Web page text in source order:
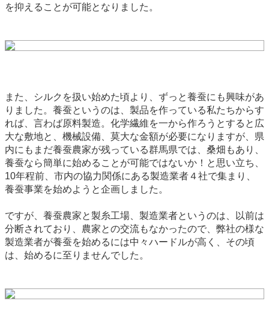
を抑えることが可能となりました。
また、シルクを扱い始めた頃より、ずっと養蚕にも興味があ
りました。養蚕というのは、製品を作っている私たちからす
れば、言わば原料製造。化学繊維を一から作ろうとすると広
大な敷地と、機械設備、莫大な金額が必要になりますが、県
内にもまだ養蚕農家が残っている群馬県では、桑畑もあり、
養蚕なら簡単に始めることが可能ではないか！と思い立ち、
10年程前、市内の協力関係にある製造業者４社で集まり、
養蚕事業を始めようと企画しました。
ですが、養蚕農家と製糸工場、製造業者というのは、以前は
分断されており、農家との交流もなかったので、弊社の様な
製造業者が養蚕を始めるには中々ハードルが高く、その頃
は、始めるに至りませんでした。